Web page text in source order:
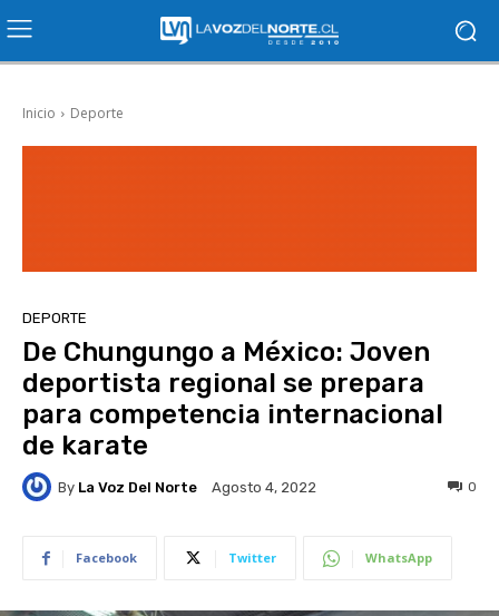
Inicio Deporte
DEPORTE
De Chungungo a México: Joven
deportista regional se prepara
para competencia internacional
de karate
By La Voz Del Norte Agosto 4, 2022 0
Facebook Twitter WhatsApp